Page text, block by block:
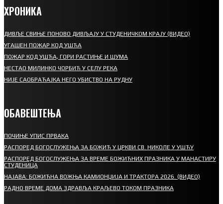
ХРОНИКА
ДИВЉЕ СВИЊЕ ПОНОВО ДИВЉАЈУ У СТУДЕНИЧКОМ КРАЈУ (ВИДЕО)
УГАШЕН ПОЖАР КОД УШЋА
ПОЖАР КОД УШЋА, ГОРИ РАСТИЊЕ И ШУМА
НЕСТАО МИЛИНКО ЧОРБИЋ У СЕЛУ РЕКА
НИЈЕ САОБРАЋАЈКА НЕГО УБИСТВО НА РУДНУ
ОБАВЕШТЕЊА
ПОЧИЊЕ УПИС ПРВАКА
РАСПОРЕД БОГОСЛУЖЕЊА ЗА БОЖИЋ У ЦРКВИ СВ. НИКОЛЕ У УШЋУ
РАСПОРЕД БОГОСЛУЖЕЊА ЗА ВРЕМЕ БОЖИЋНИХ ПРАЗНИКА У МАНАСТИРУ
СТУДЕНИЦА
НАЈАВА: БОЖИЋНА ВОЖЊА КАМИОНЏИЈА И ТРАКТОРА 2026. (ВИДЕО)
РАДНО ВРЕМЕ ДОМА ЗДРАВЉА КРАЉЕВО ТОКОМ ПРАЗНИКА